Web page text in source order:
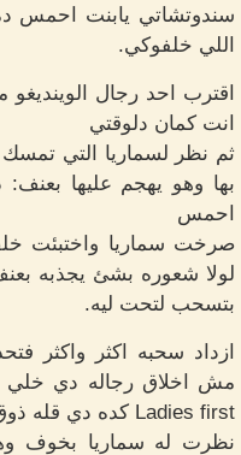
سندوتشاتي يابنت احمس
اللي خلفوكي.
اقترب احد رجال
انت كمان دلوقتي
ثم نظر لسماريا التي
بها وهو يهجم عليها بعنف:
احمس
صرخت سماريا واختبئت
لولا شعوره بشئ يجذبه
بتسحب لتحت ليه.
ازداد سحبه اكثر واكثر
مش اخلاق رجاله دي خلي
Ladies first كده دي قله ذوق
نظرت له سماريا بخوف